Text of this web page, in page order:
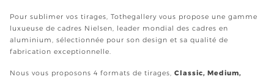
Pour sublimer vos tirages, Tothegallery vous propose une gamme
luxueuse de cadres Nielsen, leader mondial des cadres en
aluminium, sélectionnée pour son design et sa qualité de
fabrication exceptionnelle.
Nous vous proposons 4 formats de tirages, Classic, Medium,